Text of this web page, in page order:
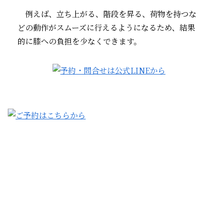
例えば、立ち上がる、階段を昇る、荷物を持つな
どの動作がスムーズに行えるようになるため、結果
的に膝への負担を少なくできます。